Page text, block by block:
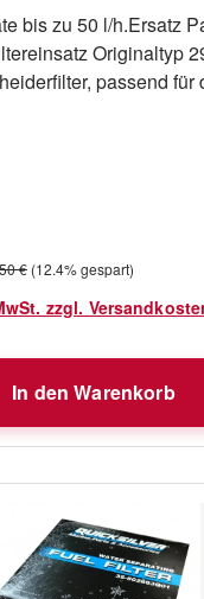
bis zu 50 l/h.Ersatz
Originaltyp
passend für
Preis:
€ (12.4% gespart)
zzgl.
In den Warenkorb